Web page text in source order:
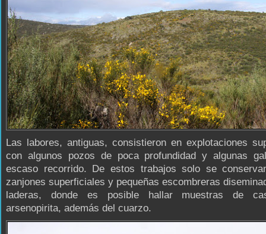
Las labores, antiguas, consistieron en explotaciones
con algunos pozos de poca profundidad y algunas
escaso recorrido. De estos trabajos solo se
zanjones superficiales y pequeñas escombreras
laderas, donde es posible hallar muestras de
arsenopirita, además del cuarzo.